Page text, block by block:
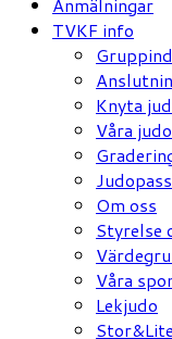
TVKF info
Knyta
Våra
Judopass
Om oss
Styrelse
Våra
Lekjudo